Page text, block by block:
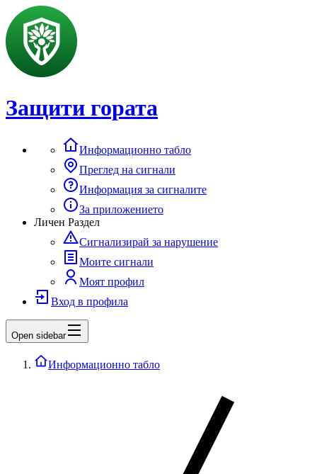
Защити гората
Информационно табло
Преглед на сигнали
Информация за сигналите
За приложението
Личен Раздел
Сигнализирай за нарушение
Моите сигнали
Моят профил
Вход в профила
Open sidebar
Информационно табло